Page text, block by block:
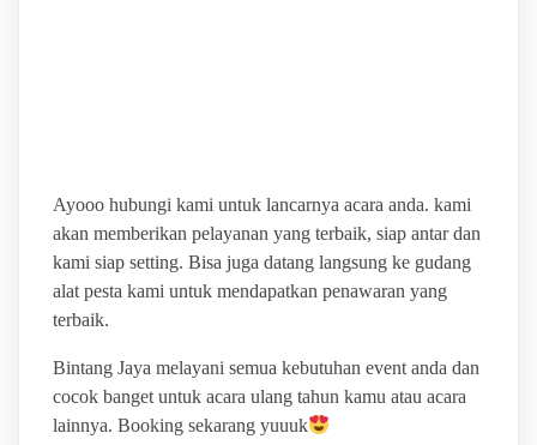
Ayooo hubungi kami untuk lancarnya acara anda. kami
akan memberikan pelayanan yang terbaik, siap antar dan
kami siap setting. Bisa juga datang langsung ke gudang
alat pesta kami untuk mendapatkan penawaran yang
terbaik.
Bintang Jaya melayani semua kebutuhan event anda dan
cocok banget untuk acara ulang tahun kamu atau acara
lainnya. Booking sekarang yuuuk